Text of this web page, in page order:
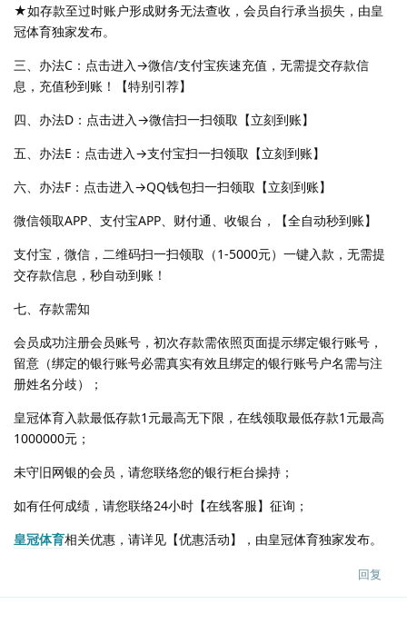
★如存款至过时账户形成财务无法查收，会员自行承当损失，由皇
冠体育独家发布。
三、办法C：点击进入→微信/支付宝疾速充值，无需提交存款信
息，充值秒到账！【特别引荐】
四、办法D：点击进入→微信扫一扫领取【立刻到账】
五、办法E：点击进入→支付宝扫一扫领取【立刻到账】
六、办法F：点击进入→QQ钱包扫一扫领取【立刻到账】
微信领取APP、支付宝APP、财付通、收银台，【全自动秒到账】
支付宝，微信，二维码扫一扫领取（1-5000元）一键入款，无需提
交存款信息，秒自动到账！
七、存款需知
会员成功注册会员账号，初次存款需依照页面提示绑定银行账号，
留意（绑定的银行账号必需真实有效且绑定的银行账号户名需与注
册姓名分歧）；
皇冠体育入款最低存款1元最高无下限，在线领取最低存款1元最高
1000000元；
未守旧网银的会员，请您联络您的银行柜台操持；
如有任何成绩，请您联络24小时【在线客服】征询；
皇冠体育相关优惠，请详见【优惠活动】，由皇冠体育独家发布。
回复